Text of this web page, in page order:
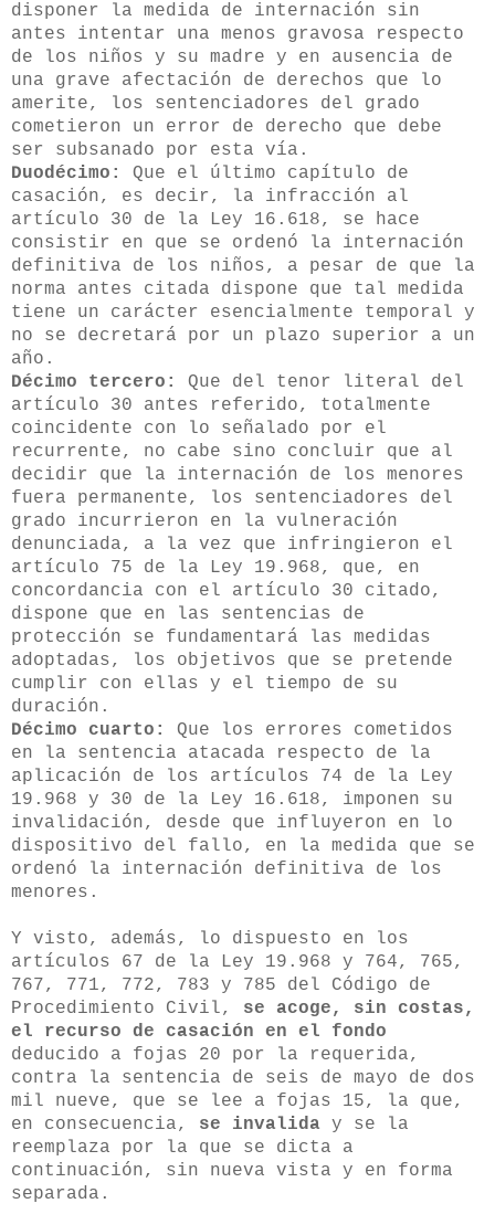
disponer la medida de internación sin
antes intentar una menos gravosa respecto
de los niños y su madre y en ausencia de
una grave afectación de derechos que lo
amerite, los sentenciadores del grado
cometieron un error de derecho que debe
ser subsanado por esta vía.
Duodécimo:
Que el último capítulo de
casación, es decir, la infracción al
artículo 30 de la Ley 16.618, se hace
consistir en que se ordenó la internación
definitiva de los niños, a pesar de que la
norma antes citada dispone que tal medida
tiene un carácter esencialmente temporal y
no se decretará por un plazo superior a un
año.
Décimo tercero: Que del tenor literal del
artículo 30 antes referido, totalmente
coincidente con lo señalado por el
recurrente, no cabe sino concluir que al
decidir que la internación de los menores
fuera permanente, los sentenciadores del
grado incurrieron en la vulneración
denunciada, a la vez que infringieron el
artículo 75 de la Ley 19.968, que, en
concordancia con el artículo 30 citado,
dispone que en las sentencias de
protección se fundamentará las medidas
adoptadas, los objetivos que se pretende
cumplir con ellas y el tiempo de su
duración.
Décimo cuarto: Que los errores cometidos
en la sentencia atacada respecto de la
aplicación de los artículos 74 de la Ley
19.968 y 30 de la Ley 16.618, imponen su
invalidación, desde que influyeron en lo
dispositivo del fallo, en la medida que se
ordenó la internación definitiva de los
menores.
Y visto, además, lo dispuesto en los
artículos 67 de la Ley 19.968 y 764, 765,
767, 771, 772, 783 y 785 del Código de
Procedimiento Civil, se acoge, sin costas,
el recurso de casación en el fondo
deducido a fojas 20 por la requerida,
contra la sentencia de seis de mayo de dos
mil nueve, que se lee a fojas 15, la que,
en consecuencia, se invalida y se la
reemplaza por la que se dicta a
continuación, sin nueva vista y en forma
separada.